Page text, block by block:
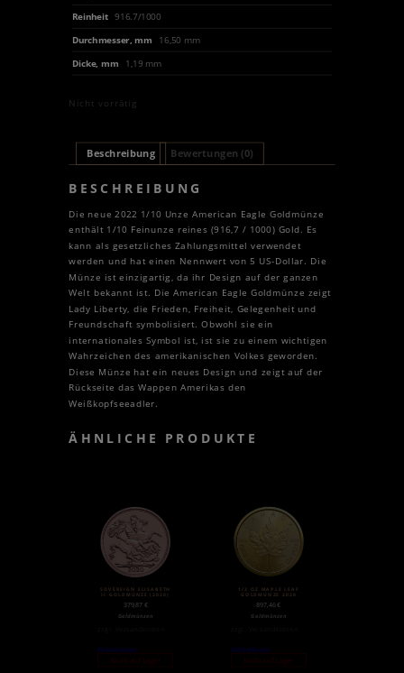
Reinheit 916.7/1000
Durchmesser, mm
16,50 mm
Dicke, mm
1,19 mm
Nicht vorrätig
Beschreibung Bewertungen (0)
BESCHREIBUNG
Die neue 2022 1/10 Unze American Eagle Goldmünze
enthält 1/10 Feinunze reines (916,7 / 1000) Gold. Es
kann als gesetzliches Zahlungsmittel verwendet
werden und hat einen Nennwert von 5 US-Dollar. Die
Münze ist einzigartig, da ihr Design auf der ganzen
Welt bekannt ist. Die American Eagle Goldmünze zeigt
Lady Liberty, die Frieden, Freiheit, Gelegenheit und
Freundschaft symbolisiert. Obwohl sie ein
internationales Symbol ist, ist sie zu einem wichtigen
Wahrzeichen des amerikanischen Volkes geworden.
Diese Münze hat ein neues Design und zeigt auf der
Rückseite das Wappen Amerikas den
Weißkopfseeadler.
ÄHNLICHE PRODUKTE
SOVEREIGN ELISABETH
II GOLDMÜNZE (2020)
379,87 €
Goldmünzen
Weiterlesen
Nicht auf Lager
1/2 OZ MAPLE LEAF
GOLDMÜNZE 2020
897,46€
Goldmünzen
Weiterlesen
Nicht auf Lager